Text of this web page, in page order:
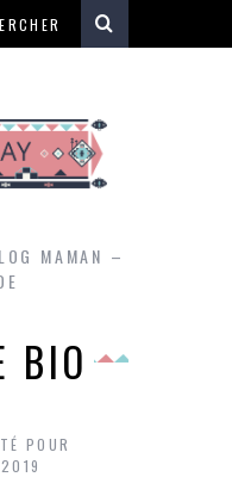
MAMAN –
BIO
POUR